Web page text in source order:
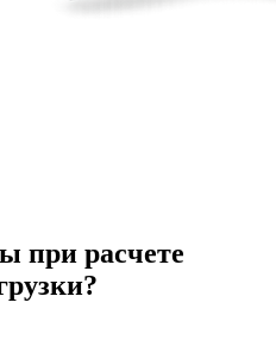
при расчете